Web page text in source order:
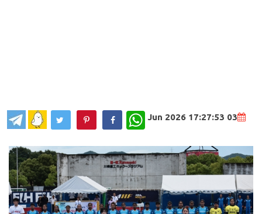
03 Jun 2026 17:27:53
WhatsApp